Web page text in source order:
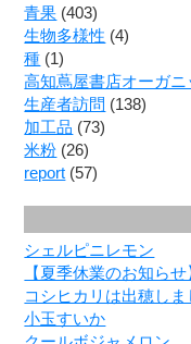
青果 (403)
生物多様性 (4)
種 (1)
高知蔦屋書店オーガニ
生産者訪問 (138)
加工品 (73)
米粉 (26)
report (57)
シェルピニレモン
【夏季休業のお知らせ
コシヒカリは出穂しま
小玉すいか